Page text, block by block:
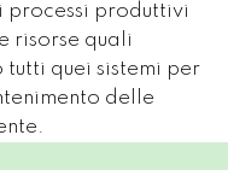
processi produttivi
risorse quali
quei sistemi per
delle